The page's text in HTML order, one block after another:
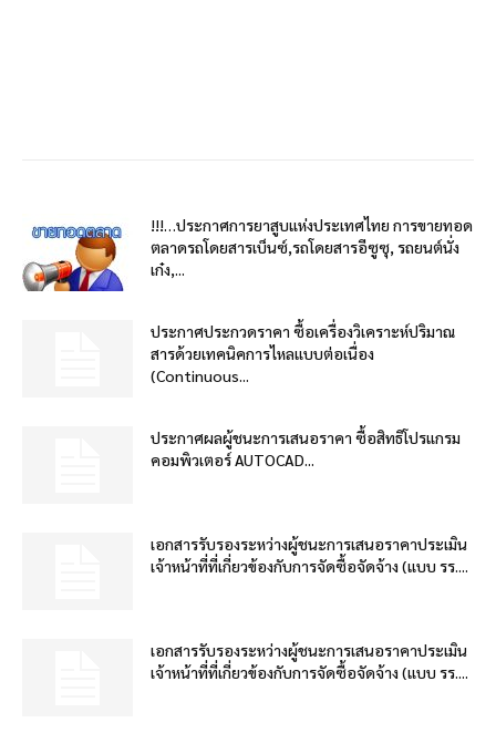
!!!…ประกาศการยาสูบแห่งประเทศไทย การขายทอด
ตลาดรถโดยสารเบ็นซ์,รถโดยสารอีซูซุ, รถยนต์นั่ง
เก๋ง,...
ประกาศประกวดราคา ซื้อเครื่องวิเคราะห์ปริมาณ
สารด้วยเทคนิคการไหลแบบต่อเนื่อง
(Continuous...
ประกาศผลผู้ชนะการเสนอราคา ซื้อสิทธิโปรแกรม
คอมพิวเตอร์ AUTOCAD...
เอกสารรับรองระหว่างผู้ชนะการเสนอราคาประเมิน
เจ้าหน้าที่ที่เกี่ยวข้องกับการจัดซื้อจัดจ้าง (แบบ รร....
เอกสารรับรองระหว่างผู้ชนะการเสนอราคาประเมิน
เจ้าหน้าที่ที่เกี่ยวข้องกับการจัดซื้อจัดจ้าง (แบบ รร....